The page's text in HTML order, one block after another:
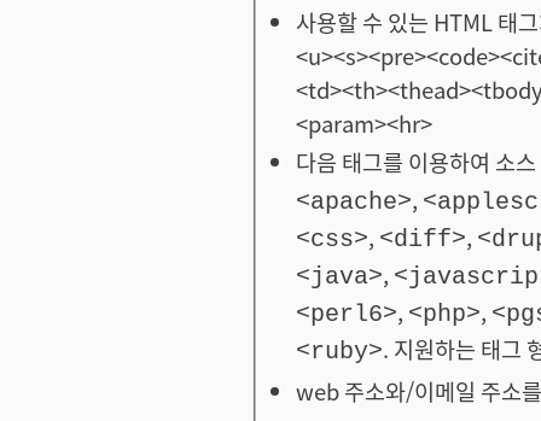
사용할 수 있는 HTML
<param><hr>
다음 태그를 이용하여 소
<apache>,
<css>, <diff>,
<java>,
<perl6>, <php>,
<ruby>. 지원하는 태그
web 주소와/이메일 주소